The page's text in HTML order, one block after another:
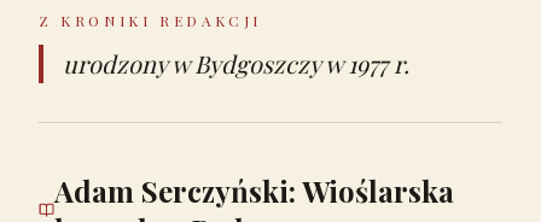
Z KRONIKI REDAKCJI
urodzony w Bydgoszczy w 1977 r.
Adam Serczyński: Wioślarska